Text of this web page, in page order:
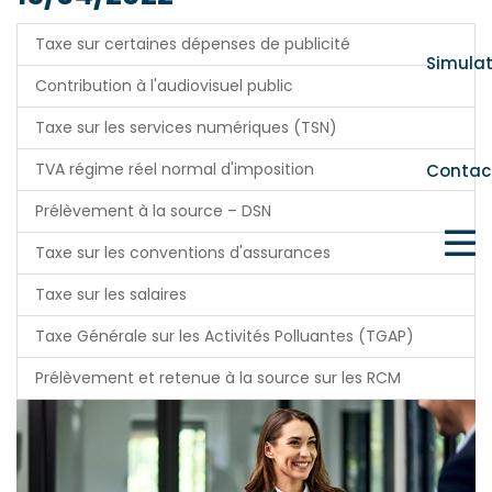
Taxe sur certaines dépenses de publicité
Contribution à l'audiovisuel public
Taxe sur les services numériques (TSN)
TVA régime réel normal d'imposition
Prélèvement à la source – DSN
Taxe sur les conventions d'assurances
Taxe sur les salaires
Taxe Générale sur les Activités Polluantes (TGAP)
Prélèvement et retenue à la source sur les RCM